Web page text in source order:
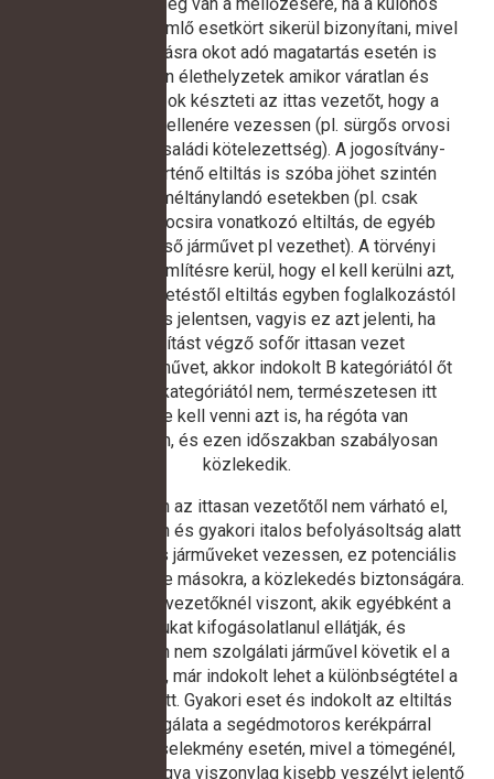
méltánylást érdemlő esetkört sikerül bizonyítani, mivel
kötelező eltiltásra okot adó magatartás esetén is
akadnak olyan élethelyzetek amikor váratlan és
méltányolható ok készteti az ittas vezetőt, hogy a
törvényi tilalom ellenére vezessen (pl. sürgős orvosi
vészhelyzet, családi kötelezettség). A jogosítvány-
kategóriára történő eltiltás is szóba jöhet szintén
különösen méltánylandó esetekben (pl. csak
személygépkocsira vonatkozó eltiltás, de egyéb
kategóriába eső járművet pl vezethet). A törvényi
indoklásban is említésre kerül, hogy el kell kerülni azt,
hogy a járművezetéstől eltiltás egyben foglalkozástól
való eltiltást is jelentsen, vagyis ez azt jelenti, ha
teherszállítást végző sofőr ittasan vezet
személygépjárművet, akkor indokolt B kategóriától őt
eltiltani, de C kategóriától nem, természetesen itt
figyelembe kell venni azt is, ha régóta van
alkalmazásban, és ezen időszakban szabályosan
közlekedik.
Természetesen az ittasan vezetőtől nem várható el,
hogy szelektáljon és gyakori italos befolyásoltság alatt
csupán bizonyos járműveket vezessen, ez potenciális
veszélyt jelentene másokra, a közlekedés biztonságára.
Azoknál a járművezetőknél viszont, akik egyébként a
szolgálatukat kifogásolatlanul ellátják, és
pihenőidejükben nem szolgálati járművel követik el a
bűncselekményt, már indokolt lehet a különbségtétel a
kategóriák között. Gyakori eset és indokolt az eltiltás
körének vizsgálata a segédmotoros kerékpárral
elkövetett bűncselekmény esetén, mivel a tömegénél,
sebességénél fogva viszonylag kisebb veszélyt jelentő